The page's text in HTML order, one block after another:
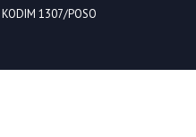
KODIM 1307/POSO